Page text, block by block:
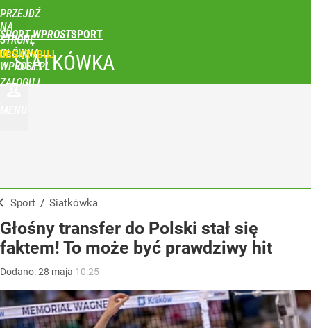
PRZEJDŹ
NA
STRONĘ
GŁÓWNĄ
WPROST.PL
SPORT WPROST
ZALOGUJ
SIATKÓWKA
Sport / Siatkówka
Głośny transfer do Polski stał się
faktem! To może być prawdziwy hit
Dodano:28 maja 10:25